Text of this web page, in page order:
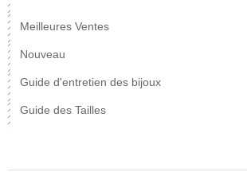
Meilleures Ventes
Nouveau
Guide d'entretien des bijoux
Guide des Tailles